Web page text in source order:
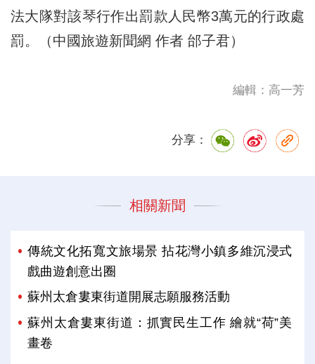
法大隊對該琴行作出罰款人民幣3萬元的行政處
罰。（中國旅遊新聞網 作者 邰子君）
編輯：高一芳
分享：
相關新聞
傳統文化拓寬文旅場景 拈花灣小鎮多維沉浸式
戲曲遊創意出圈
蘇州太倉婁東街道開展志願服務活動
蘇州太倉婁東街道：抓實民生工作 繪就“荷”美
畫卷